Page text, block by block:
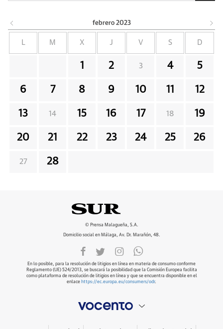
febrero 2023
L M X J V S D
1 2 3 4 5
6 7 8 9 10 11 12
13 14 15 16 17 18 19
20 21 22 23 24 25 26
27 28
© Prensa Malagueña, S.A.
Domicilio social en Málaga, Av. Dr. Marañón, 48.
En lo posible, para la resolución de litigios en línea en materia de consumo conforme
Reglamento (UE) 524/2013, se buscará la posibilidad que la Comisión Europea facilita
como plataforma de resolución de litigios en línea y que se encuentra disponible en el
enlace https://ec.europa.eu/consumers/odr.